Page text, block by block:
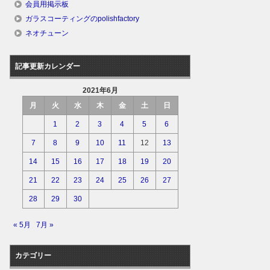
会員用掲示板
ガラスコーティングのpolishfactory
ネオチューン
記事更新カレンダー
2021年6月
月
火 水 木 金 土 日
1 2 3 4 5 6
7 8 9 10 11 12 13
14 15 16 17 18 19 20
21 22 23 24 25 26 27
28 29 30
« 5月 7月 »
カテゴリー